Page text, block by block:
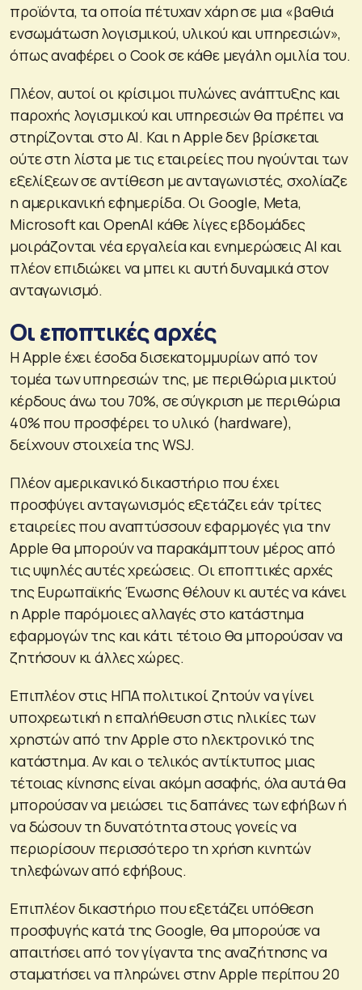
προϊόντα, τα οποία πέτυχαν χάρη σε μια «βαθιά
ενσωμάτωση λογισμικού, υλικού και υπηρεσιών»,
όπως αναφέρει ο Cook σε κάθε μεγάλη ομιλία του.
Πλέον, αυτοί οι κρίσιμοι πυλώνες ανάπτυξης και
παροχής λογισμικού και υπηρεσιών θα πρέπει να
στηρίζονται στο ΑΙ. Και η Apple δεν βρίσκεται
ούτε στη λίστα με τις εταιρείες που ηγούνται των
εξελίξεων σε αντίθεση με ανταγωνιστές, σχολίαζε
η αμερικανική εφημερίδα. Οι Google, Meta,
Microsoft και OpenAI κάθε λίγες εβδομάδες
μοιράζονται νέα εργαλεία και ενημερώσεις ΑΙ και
πλέον επιδιώκει να μπει κι αυτή δυναμικά στον
ανταγωνισμό.
Οι εποπτικές αρχές
Η Apple έχει έσοδα δισεκατομμυρίων από τον
τομέα των υπηρεσιών της, με περιθώρια μικτού
κέρδους άνω του 70%, σε σύγκριση με περιθώρια
40% που προσφέρει το υλικό (hardware),
δείχνουν στοιχεία της WSJ.
Πλέον αμερικανικό δικαστήριο που έχει
προσφύγει ανταγωνισμός εξετάζει εάν τρίτες
εταιρείες που αναπτύσσουν εφαρμογές για την
Apple θα μπορούν να παρακάμπτουν μέρος από
τις υψηλές αυτές χρεώσεις. Οι εποπτικές αρχές
της Ευρωπαϊκής Ένωσης θέλουν κι αυτές να κάνει
η Apple παρόμοιες αλλαγές στο κατάστημα
εφαρμογών της και κάτι τέτοιο θα μπορούσαν να
ζητήσουν κι άλλες χώρες.
Επιπλέον στις ΗΠΑ πολιτικοί ζητούν να γίνει
υποχρεωτική η επαλήθευση στις ηλικίες των
χρηστών από την Apple στο ηλεκτρονικό της
κατάστημα. Αν και ο τελικός αντίκτυπος μιας
τέτοιας κίνησης είναι ακόμη ασαφής, όλα αυτά θα
μπορούσαν να μειώσει τις δαπάνες των εφήβων ή
να δώσουν τη δυνατότητα στους γονείς να
περιορίσουν περισσότερο τη χρήση κινητών
τηλεφώνων από εφήβους.
Επιπλέον δικαστήριο που εξετάζει υπόθεση
προσφυγής κατά της Google, θα μπορούσε να
απαιτήσει από τον γίγαντα της αναζήτησης να
σταματήσει να πληρώνει στην Apple περίπου 20